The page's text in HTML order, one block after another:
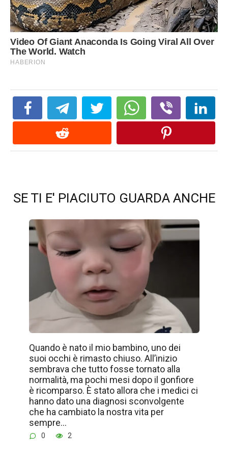
SE TI E' PIACIUTO GUARDA ANCHE
Quando è nato il mio bambino, uno dei
suoi occhi è rimasto chiuso. All’inizio
sembrava che tutto fosse tornato alla
normalità, ma pochi mesi dopo il gonfiore
è ricomparso. È stato allora che i medici ci
hanno dato una diagnosi sconvolgente
che ha cambiato la nostra vita per
sempre…
0 2